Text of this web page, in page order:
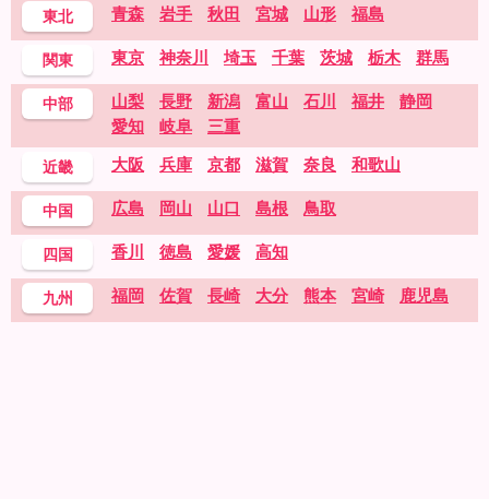
東北 青森 岩手 秋田 宮城 山形 福島
関東 東京 神奈川 埼玉 千葉 茨城 栃木 群馬
中部 山梨 長野 新潟 富山 石川 福井
静岡
愛知
岐阜 三重
近畿 大阪 兵庫 京都 滋賀 奈良 和歌山
中国 広島 岡山 山口 島根 鳥取
四国 香川 徳島 愛媛 高知
九州 福岡 佐賀 長崎 大分 熊本 宮崎 鹿児島